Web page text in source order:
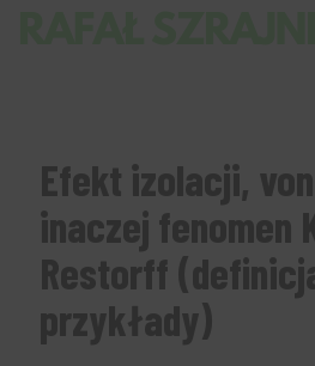
Efekt izolacji,
inaczej fenomen
Restorff
przykłady)